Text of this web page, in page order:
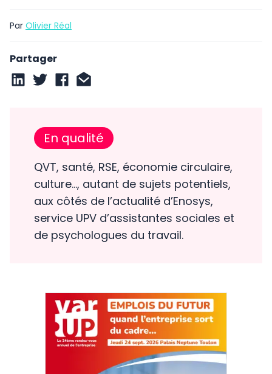
Par Olivier Réal
Partager
En qualité
QVT, santé, RSE, économie circulaire,
culture…, autant de sujets potentiels,
aux côtés de l’actualité d’Enosys,
service UPV d’assistantes sociales et
de psychologues du travail.